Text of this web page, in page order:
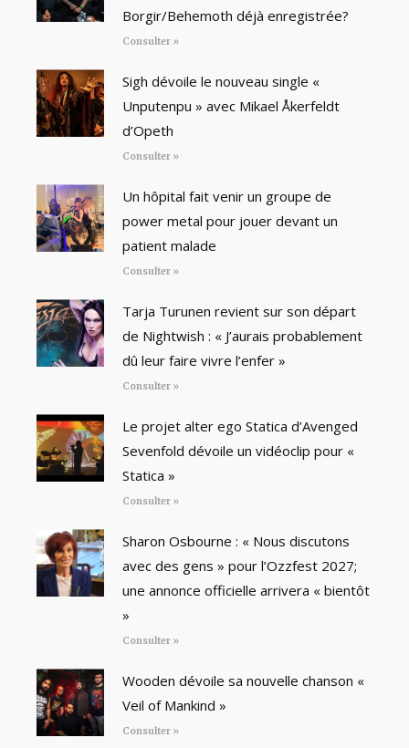
Borgir/Behemoth déjà enregistrée?
Consulter »
Sigh dévoile le nouveau single «
Unputenpu » avec Mikael Åkerfeldt
d’Opeth
Consulter »
Un hôpital fait venir un groupe de
power metal pour jouer devant un
patient malade
Consulter »
Tarja Turunen revient sur son départ
de Nightwish : « J’aurais probablement
dû leur faire vivre l’enfer »
Consulter »
Le projet alter ego Statica d’Avenged
Sevenfold dévoile un vidéoclip pour «
Statica »
Consulter »
Sharon Osbourne : « Nous discutons
avec des gens » pour l’Ozzfest 2027;
une annonce officielle arrivera « bientôt
»
Consulter »
Wooden dévoile sa nouvelle chanson «
Veil of Mankind »
Consulter »